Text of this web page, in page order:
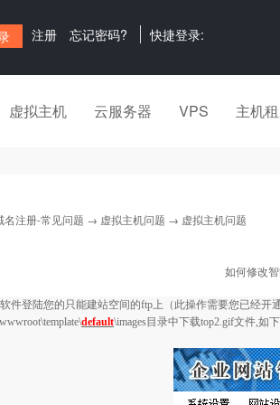
注册 忘记密码? 快捷登录:
虚拟主机 云服务器 VPS 主机
名注册-常见问题 → 虚拟主机问题 → 虚拟主机问题
如何修改
软件登陆您的只能建站空间的ftp上（此操作需要您已经开
wwwroot\template\default\images目录中下载top2.gif文件,如